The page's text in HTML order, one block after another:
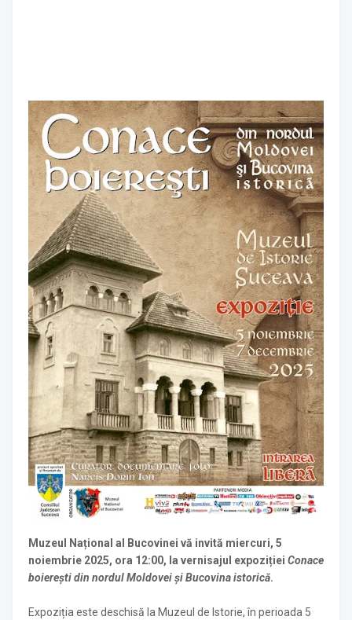
Muzeul Național al Bucovinei vă invită miercuri, 5
noiembrie 2025, ora 12:00, la vernisajul expoziției Conace
boierești din nordul Moldovei și Bucovina istorică.
Expoziția este deschisă la Muzeul de Istorie, în perioada 5